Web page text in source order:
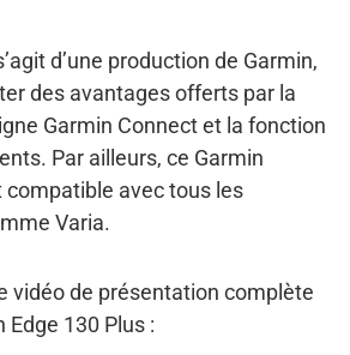
d’une production de Garmin,
des avantages offerts par la
Garmin Connect et la fonction
Par ailleurs, ce Garmin
avec tous les
Varia.
vidéo de présentation complète
130 Plus :